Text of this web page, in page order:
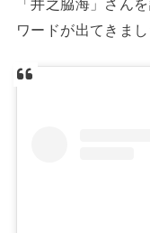
「井之脇海」さん
ワードが出てきまし